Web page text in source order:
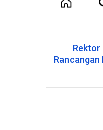
Rektor
Rancangan